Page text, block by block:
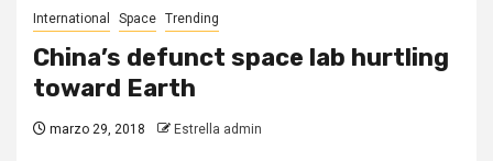
International Space Trending
China’s defunct space lab hurtling
toward Earth
marzo 29, 2018 Estrella admin